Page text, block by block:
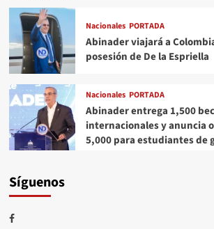
Nacionales PORTADA
Abinader viajará a
posesión de De la Espriella
Nacionales PORTADA
Abinader entrega 1,500
internacionales y anuncia
5,000 para estudiantes de
Síguenos